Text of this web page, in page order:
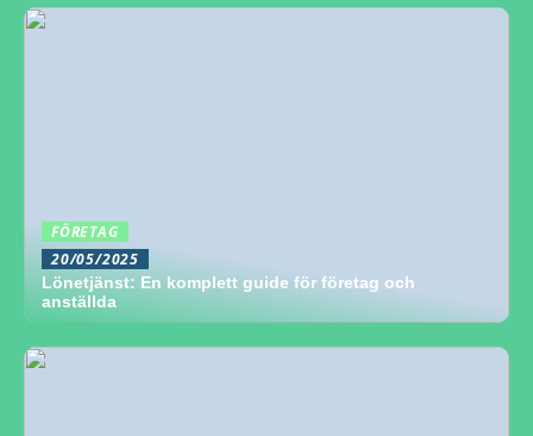
FÖRETAG
20/05/2025
Lönetjänst: En komplett guide för företag och
anställda